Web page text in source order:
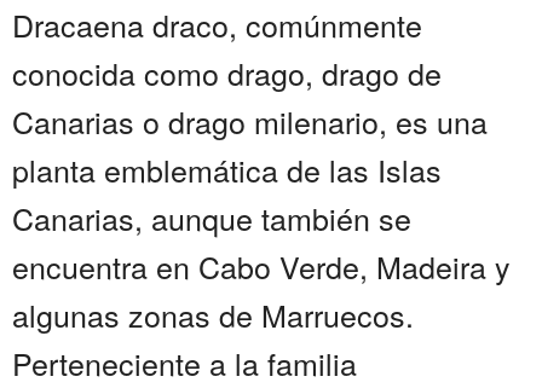
Dracaena draco, comúnmente
conocida como drago, drago de
Canarias o drago milenario, es una
planta emblemática de las Islas
Canarias, aunque también se
encuentra en Cabo Verde, Madeira y
algunas zonas de Marruecos.
Perteneciente a la familia